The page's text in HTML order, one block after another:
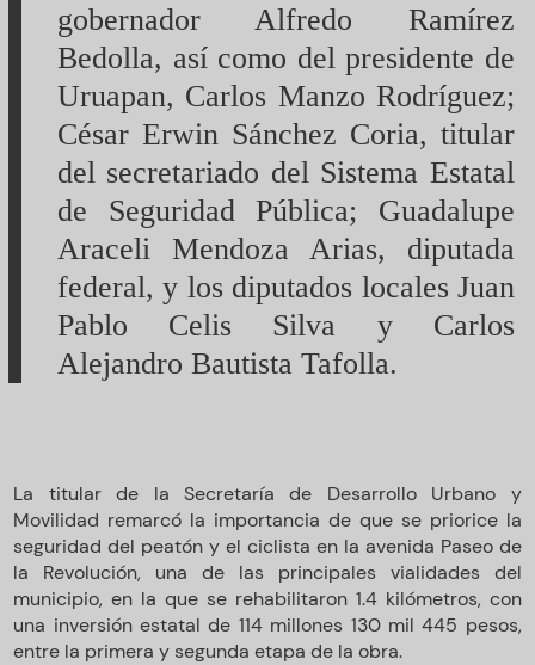
gobernador Alfredo Ramírez
Bedolla, así como del presidente de
Uruapan, Carlos Manzo Rodríguez;
César Erwin Sánchez Coria, titular
del secretariado del Sistema Estatal
de Seguridad Pública; Guadalupe
Araceli Mendoza Arias, diputada
federal, y los diputados locales Juan
Pablo Celis Silva y Carlos
Alejandro Bautista Tafolla.
La titular de la Secretaría de Desarrollo Urbano y
Movilidad remarcó la importancia de que se priorice la
seguridad del peatón y el ciclista en la avenida Paseo de
la Revolución, una de las principales vialidades del
municipio, en la que se rehabilitaron 1.4 kilómetros, con
una inversión estatal de 114 millones 130 mil 445 pesos,
entre la primera y segunda etapa de la obra.